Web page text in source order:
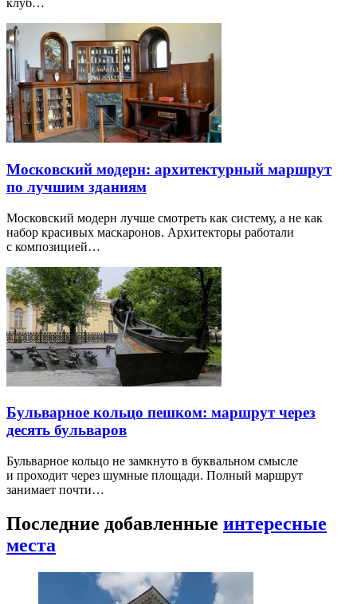
клуб…
Московский модерн: архитектурный маршрут
по лучшим зданиям
Московский модерн лучше смотреть как систему, а не как
набор красивых маскаронов. Архитекторы работали
с композицией…
Бульварное кольцо пешком: маршрут через
десять бульваров
Бульварное кольцо не замкнуто в буквальном смысле
и проходит через шумные площади. Полный маршрут
занимает почти…
Последние добавленные интересные
места